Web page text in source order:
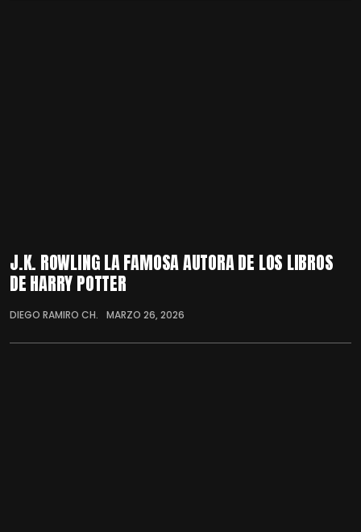
J.K. ROWLING LA FAMOSA AUTORA DE LOS LIBROS
DE HARRY POTTER
DIEGO RAMIRO CH. MARZO 26, 2026